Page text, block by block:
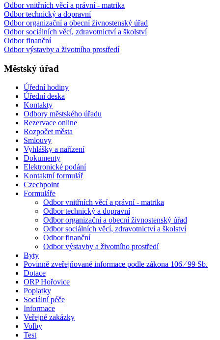
Odbor vnitřních věcí a právní - matrika
Odbor technický a dopravní
Odbor organizační a obecní živnostenský úřad
Odbor sociálních věcí, zdravotnictví a školství
Odbor finanční
Odbor výstavby a životního prostředí
Městský úřad
Úřední hodiny
Úřední deska
Kontakty
Odbory městského úřadu
Rezervace online
Rozpočet města
Smlouvy
Vyhlášky a nařízení
Dokumenty
Elektronické podání
Kontaktní formulář
Czechpoint
Formuláře
Odbor vnitřních věcí a právní - matrika
Odbor technický a dopravní
Odbor organizační a obecní živnostenský úřad
Odbor sociálních věcí, zdravotnictví a školství
Odbor finanční
Odbor výstavby a životního prostředí
Byty
Povinně zveřejňované informace podle zákona 106 ⁄ 99 Sb.
Dotace
ORP Hořovice
Poplatky
Sociální péče
Informace
Veřejné zakázky
Volby
Test